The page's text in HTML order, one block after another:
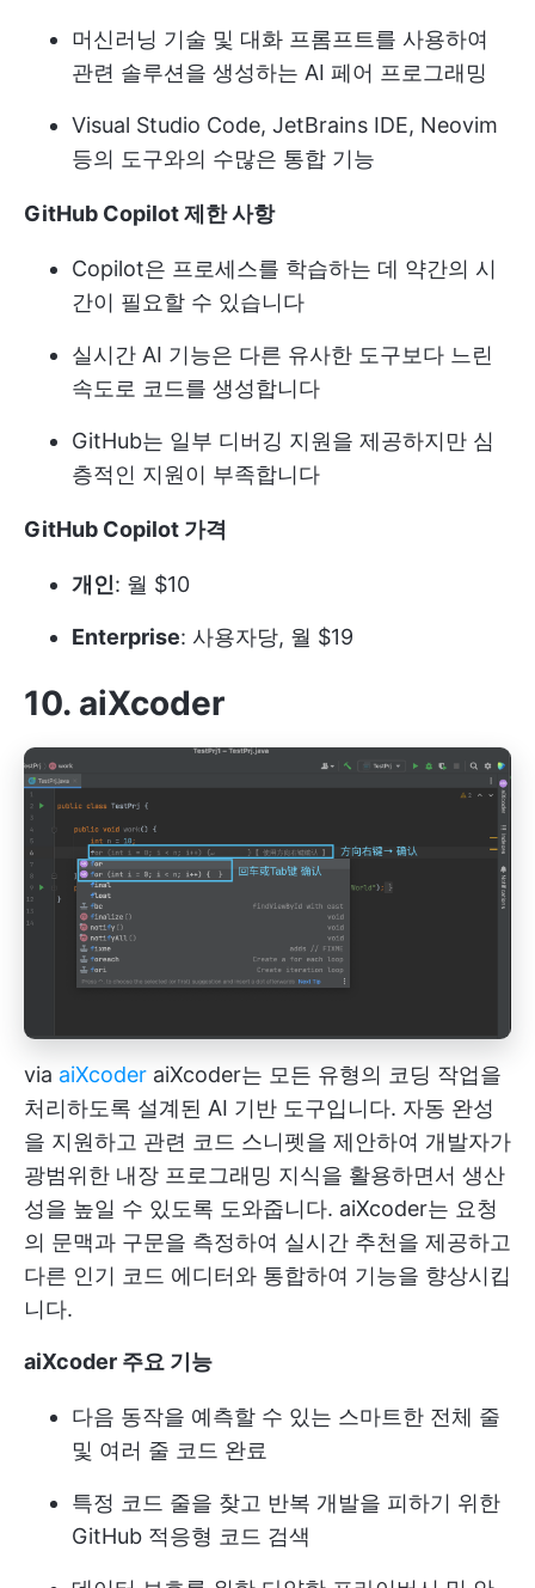
머신러닝 기술 및 대화 프롬프트를 사용하여
관련 솔루션을 생성하는 AI 페어 프로그래밍
Visual Studio Code, JetBrains IDE, Neovim
등의 도구와의 수많은 통합 기능
GitHub Copilot 제한 사항
Copilot은 프로세스를 학습하는 데 약간의 시
간이 필요할 수 있습니다
실시간 AI 기능은 다른 유사한 도구보다 느린
속도로 코드를 생성합니다
GitHub는 일부 디버깅 지원을 제공하지만 심
층적인 지원이 부족합니다
GitHub Copilot 가격
개인: 월 $10
Enterprise: 사용자당, 월 $19
10. aiXcoder
via aiXcoder aiXcoder는 모든 유형의 코딩 작업을
처리하도록 설계된 AI 기반 도구입니다. 자동 완성
을 지원하고 관련 코드 스니펫을 제안하여 개발자가
광범위한 내장 프로그래밍 지식을 활용하면서 생산
성을 높일 수 있도록 도와줍니다. aiXcoder는 요청
의 문맥과 구문을 측정하여 실시간 추천을 제공하고
다른 인기 코드 에디터와 통합하여 기능을 향상시킵
니다.
aiXcoder 주요 기능
다음 동작을 예측할 수 있는 스마트한 전체 줄
및 여러 줄 코드 완료
특정 코드 줄을 찾고 반복 개발을 피하기 위한
GitHub 적응형 코드 검색